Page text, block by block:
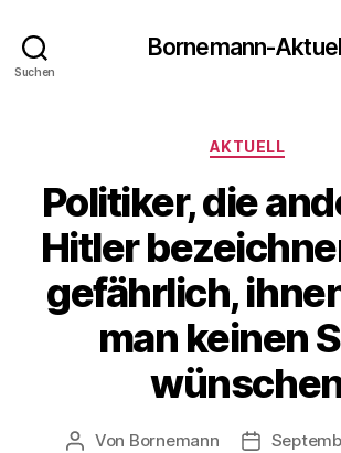
Suchen
Bornemann-
Kategorien
AKTUELL
Politiker, die
Hitler
gefährlich,
man keinen
Beitragsautor
Von Bornemann